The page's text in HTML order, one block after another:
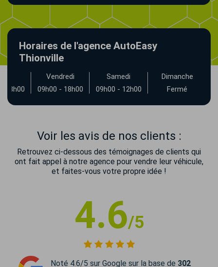
Horaires de l'agence AutoEasy
Thionville
18h00
Vendredi
09h00 - 18h00
Samedi
09h00 - 12h00
Dimanche
Fermé
Voir les avis de nos clients :
Retrouvez ci-dessous des témoignages de clients qui
ont fait appel à notre agence pour vendre leur véhicule,
et faites-vous votre propre idée !
4.6/5
Noté 4.6/5 sur Google sur la base de 302